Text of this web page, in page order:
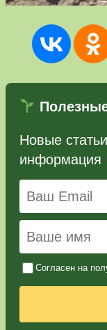
Новые
информация
Согласен на